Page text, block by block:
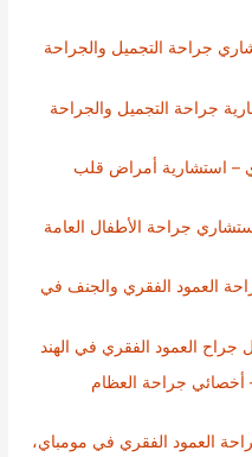
جراحة التجميل والجراحة
جراحة التجميل والجراحة
– استشارية أمراض قلب
جراحة الأطفال العامة
العمود الفقري والجنف في
جراح العمود الفقري في الهند
أخصائي جراحة العظام
العمود الفقري في مومباي،